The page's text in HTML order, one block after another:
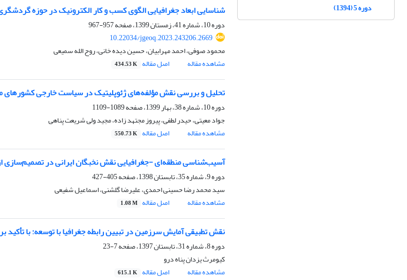
شناسایی ابعاد جغرافیایی الگوی کسب و کار الکترونیک در حوزه
دوره 10، شماره 41، زمستان 1399، صفحه
957-967
10.22034/jgeoq.2023.243206.2669
محمود صوفی، احمد مهرابیان، حسین دیده خانی، روح الله سمیعی
مشاهده مقاله
اصل مقاله 434.53 K
تحلیل و بررسی نقش مؤلفه‌های ژئوپلیتیک در سیاست خارجی کشورهای
دوره 10، شماره 38، بهار 1399، صفحه
1089-1109
جواد معیتی، حیدر لطفی، پیروز مجتهد زاده، مجید ولی شریعت پناهی
مشاهده مقاله
اصل مقاله 550.73 K
آسیب‌شناسی منطقه‌ای -جغرافیایی نقش نخبگان ایرانی در تصمیم‌سازی
دوره 9، شماره 35، تابستان 1398، صفحه
405-427
سید محمد رضا حسینی احمدی، علیرضا گلشنی، اسماعیل شفیعی
مشاهده مقاله
اصل مقاله 1.08 M
نقش تطبیقی آمایش سرزمین در تبیین رابطه جغرافیا با توسعه: با
دوره 8، شماره 31، تابستان 1397، صفحه
7-23
کیومرث یزدان پناه درو
مشاهده مقاله
اصل مقاله 615.1 K
دوره 5 (1394)